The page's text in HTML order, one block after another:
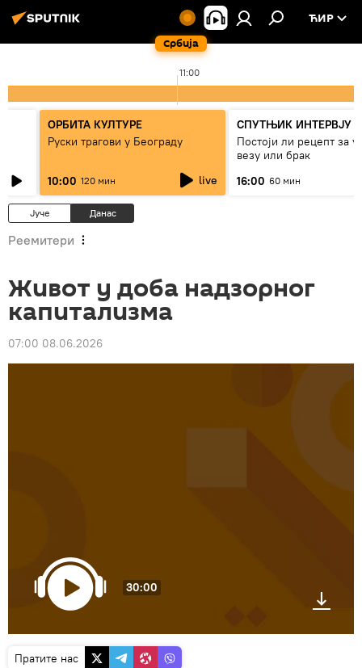
Србија
ЋИР
11:00
ОРБИТА КУЛТУРЕ
Руски трагови у Београду
10:00 120 мин live
СПУТЊИК ИНТЕРВЈУ
Постоји ли рецепт за
везу или брак
16:00 60 мин
Јуче Данас
Реемитери
Живот у доба надзорног
капитализма
07:00 08.06.2026
30:00
Пратите нас